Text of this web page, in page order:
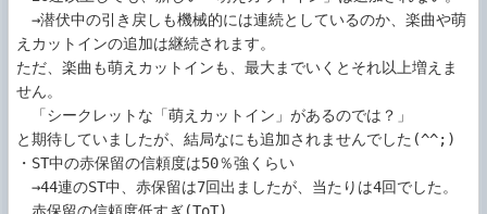
→潜伏中の引き戻しも機械的には連続としているのか、楽曲や萌
えカットインの追加は継続されます。
ただ、楽曲も萌えカットインも、最大までいくとそれ以上増えま
せん。
「シークレットな「萌えカットイン」があるのでは？」
と期待していましたが、結局なにも追加されませんでした(^^;)
・ST中の赤保留の信頼度は50％強くらい
→44連のST中、赤保留は7回出ましたが、当たりは4回でした。